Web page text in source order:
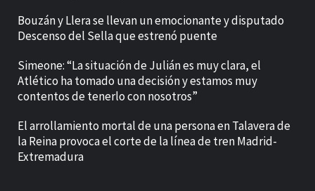
Bouzán y Llera se llevan un emocionante y disputado
Descenso del Sella que estrenó puente
Simeone: “La situación de Julián es muy clara, el
Atlético ha tomado una decisión y estamos muy
contentos de tenerlo con nosotros”
El arrollamiento mortal de una persona en Talavera de
la Reina provoca el corte de la línea de tren Madrid-
Extremadura